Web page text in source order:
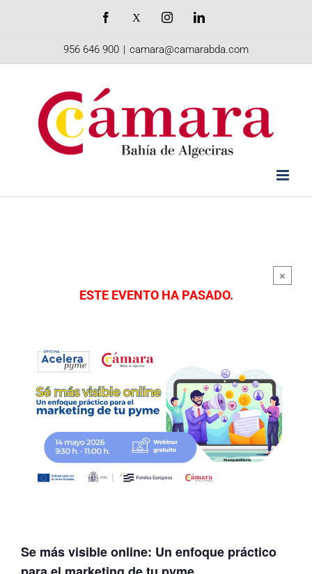
Facebook InstagramLinkedIn
956 646 900 | camara@camarabda.com
ESTE EVENTO HA PASADO.
×
Se más visible online: Un enfoque práctico